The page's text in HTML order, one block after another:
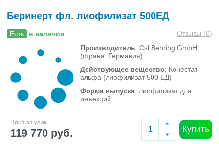
Беринерт фл. лиофилизат 500ЕД
Есть в наличии Отзывы (0)
Производитель: Csl Behring GmbH
(страна: Германия)
Действующее вещество: Конестат
альфа (лиофилизат 500 ЕД)
Форма выпуска: лиофилизат для
инъекций
Цена за упак.
119 770 руб. Купить